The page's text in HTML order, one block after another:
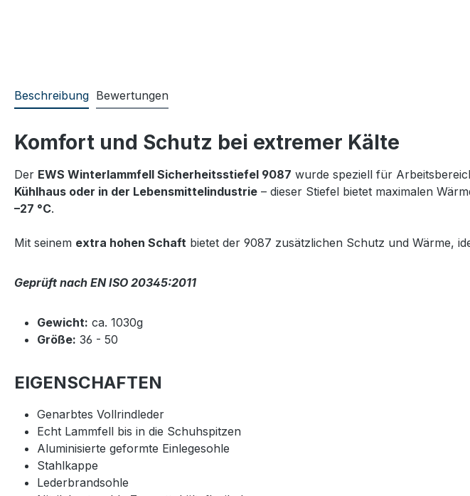
Beschreibung Bewertungen
Komfort und Schutz bei extremer Kälte
Der EWS Winterlammfell Sicherheitsstiefel 9087 wurde speziell für
Kühlhaus oder in der Lebensmittelindustrie – dieser Stiefel bietet maximalen
–27 °C.
Mit seinem extra hohen Schaft bietet der 9087 zusätzlichen Schutz und Wärme,
Geprüft nach EN ISO 20345:2011
Gewicht: ca. 1030g
Größe: 36 - 50
EIGENSCHAFTEN
Genarbtes Vollrindleder
Echt Lammfell bis in die Schuhspitzen
Aluminisierte geformte Einlegesohle
Stahlkappe
Lederbrandsohle